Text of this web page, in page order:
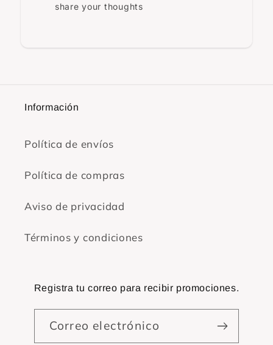
share your thoughts
Información
Política de envíos
Política de compras
Aviso de privacidad
Términos y condiciones
Registra tu correo para recibir promociones.
Correo electrónico